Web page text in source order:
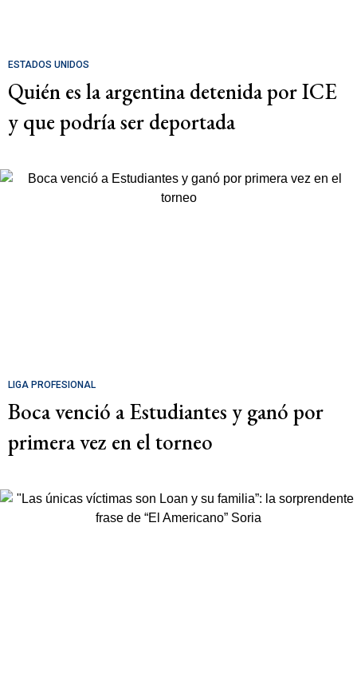
ESTADOS UNIDOS
Quién es la argentina detenida por ICE
y que podría ser deportada
LIGA PROFESIONAL
Boca venció a Estudiantes y ganó por
primera vez en el torneo